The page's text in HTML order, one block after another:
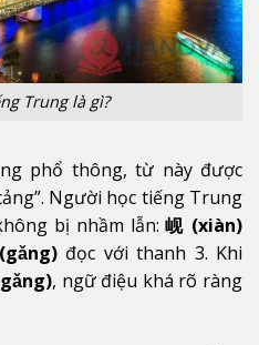
Trung là gì?
phổ thông, từ này được
Người học tiếng Trung
bị nhầm lẫn:岘 (xiàn)
đọc với thanh 3. Khi
, ngữ điệu khá rõ ràng